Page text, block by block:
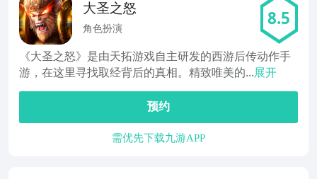
大圣之怒
角色扮演 8.5
《大圣之怒》是由天拓游戏自主研发的西游后传动作手
游，在这里寻找取经背后的真相。精致唯美的...展开
预约
需优先下载九游APP